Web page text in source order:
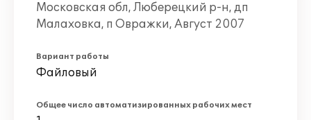
Московская обл, Люберецкий р-н, дп
Малаховка, п Овражки, Август 2007
Вариант работы
Файловый
Общее число автоматизированных рабочих мест